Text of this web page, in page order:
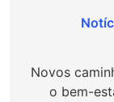
Post
Novos
o bem-